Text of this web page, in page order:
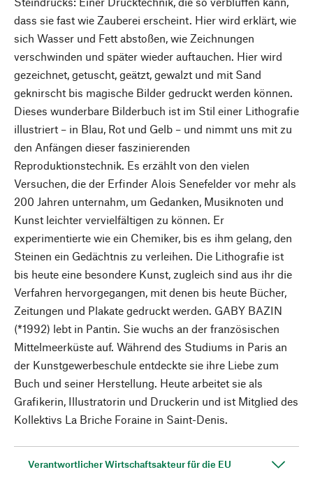
dass sie fast wie Zauberei erscheint. Hier wird erklärt, wie
sich Wasser und Fett abstoßen, wie Zeichnungen
verschwinden und später wieder auftauchen. Hier wird
gezeichnet, getuscht, geätzt, gewalzt und mit Sand
geknirscht bis magische Bilder gedruckt werden können.
Dieses wunderbare Bilderbuch ist im Stil einer Lithografie
illustriert – in Blau, Rot und Gelb – und nimmt uns mit zu
den Anfängen dieser faszinierenden
Reproduktionstechnik. Es erzählt von den vielen
Versuchen, die der Erfinder Alois Senefelder vor mehr als
200 Jahren unternahm, um Gedanken, Musiknoten und
Kunst leichter vervielfältigen zu können. Er
experimentierte wie ein Chemiker, bis es ihm gelang, den
Steinen ein Gedächtnis zu verleihen. Die Lithografie ist
bis heute eine besondere Kunst, zugleich sind aus ihr die
Verfahren hervorgegangen, mit denen bis heute Bücher,
Zeitungen und Plakate gedruckt werden. GABY BAZIN
(*1992) lebt in Pantin. Sie wuchs an der französischen
Mittelmeerküste auf. Während des Studiums in Paris an
der Kunstgewerbeschule entdeckte sie ihre Liebe zum
Buch und seiner Herstellung. Heute arbeitet sie als
Grafikerin, Illustratorin und Druckerin und ist Mitglied des
Kollektivs La Briche Foraine in Saint-Denis.
Verantwortlicher Wirtschaftsakteur für die EU